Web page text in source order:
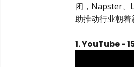
闭，Napster、
助推动行业朝着
1. YouTube -